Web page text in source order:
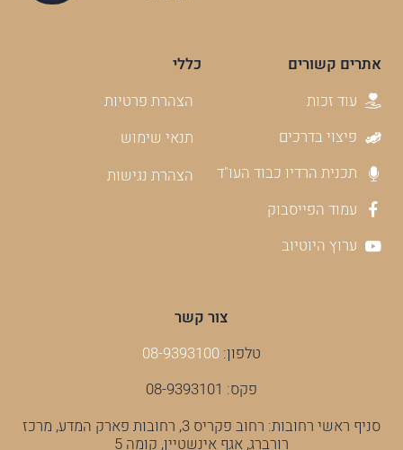
אתרים קשורים
עוד זכות
פיצוי בדרכים
תכנית הרדיו כבוד העו"ד
עמוד הפייסבוק
ערוץ היוטיוב
כללי
הצהרת פרטיות
תנאי שימוש
הצהרת נגישות
צור קשר
טלפון: 08-9393100
פקס: 08-9393101
סניף ראשי רחובות: רחוב פקריס 3, רחובות פארק המדע, מרכז
רורברג, אגף אינשטיין, קומה 5